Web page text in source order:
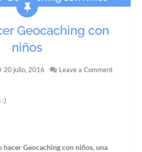
Geocaching con
niños
20 julio, 2016 Leave a Comment
:)
Geocaching con niños, una